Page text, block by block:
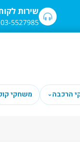
שירות
03-5527985
הרכבה⌄ משחקי